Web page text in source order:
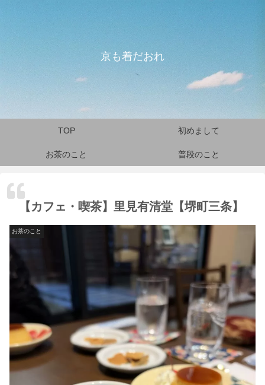
京も着だおれ
TOP 初めまして
お茶のこと 普段のこと
【カフェ・喫茶】里見有清堂【堺町三条】
お茶のこと